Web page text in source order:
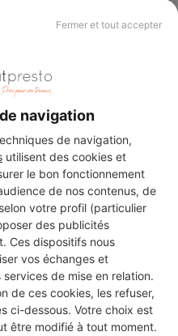
Fermer et tout accepter
navigation
de navigation,
utilisent des cookies et
le bon fonctionnement
de nos contenus, de
votre profil (particulier
des publicités
Ces dispositifs nous
vos échanges et
de mise en relation.
de ces cookies, les refuser,
ci-dessous. Votre choix est
être modifié à tout moment.
DE
?
et ne savez quel professionnel
auprès de notre réseau de 5 000
en France.
UN DEVIS